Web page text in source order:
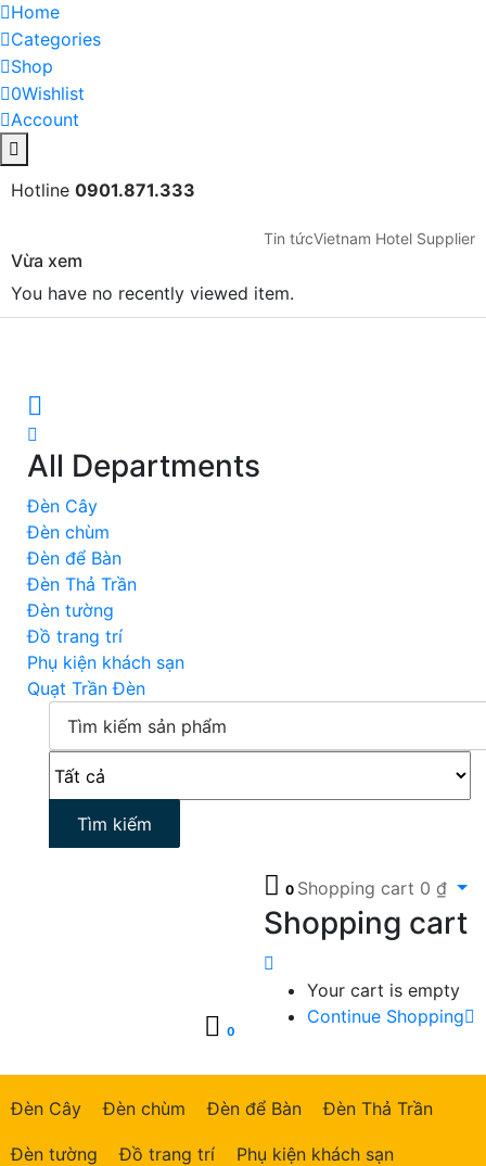
Home
Categories
Shop
0Wishlist
Account
Hotline 0901.871.333
Tin tứcVietnam Hotel Supplier
Vừa xem
You have no recently viewed item.
All Departments
Đèn Cây
Đèn chùm
Đèn để Bàn
Đèn Thả Trần
Đèn tường
Đồ trang trí
Phụ kiện khách sạn
Quạt Trần Đèn
Tìm kiếm
0
0 Shopping cart 0 ₫
Shopping cart
Your cart is empty
Continue Shopping
Đèn Cây Đèn chùm Đèn để Bàn Đèn Thả Trần
Đèn tường Đồ trang trí Phụ kiện khách sạn